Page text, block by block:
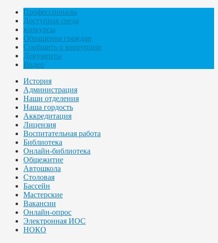
Профессионалы
Доступная среда
конкурсы
Обращения граждан
Сообщить о коррупции
Документы
Видео
История
Администрация
Наши отделения
Наша гордость
Аккредитация
Лицензия
Воспитательная работа
Библиотека
Онлайн-библиотека
Общежитие
Автошкола
Столовая
Бассейн
Мастерские
Вакансии
Онлайн-опрос
Электронная ИОС
НОКО